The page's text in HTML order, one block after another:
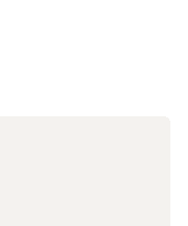
de caractéristiques
et de
efforçons de vous